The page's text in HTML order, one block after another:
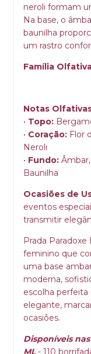
neroli formam
Na base, o
baunilha
um rastro
Família
Notas
• Topo:
• Coração: Flor
Neroli
• Fundo:
Baunilha
Ocasiões de
eventos
transmitir
Prada
feminino que
uma base
moderna,
escolha
elegante,
ocasiões.
Disponíveis
ML- 110